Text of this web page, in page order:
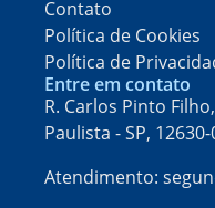
Contato
Política de Cookies
Política de
Entre em contato
R. Carlos Pinto
Paulista - SP,
Atendimento: